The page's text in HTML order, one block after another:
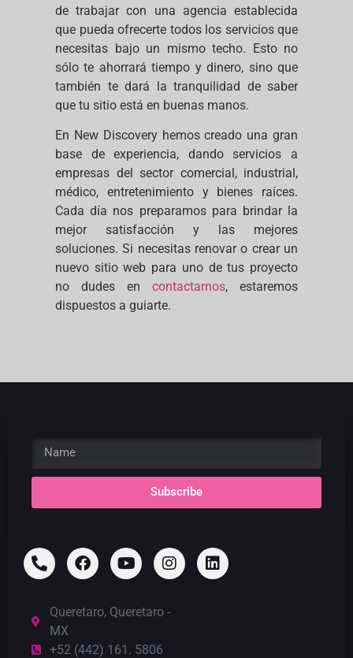
de trabajar con una agencia establecida
que pueda ofrecerte todos los servicios que
necesitas bajo un mismo techo. Esto no
sólo te ahorrará tiempo y dinero, sino que
también te dará la tranquilidad de saber
que tu sitio está en buenas manos.
En New Discovery hemos creado una gran
base de experiencia, dando servicios a
empresas del sector comercial, industrial,
médico, entretenimiento y bienes raíces.
Cada día nos preparamos para brindar la
mejor satisfacción y las mejores
soluciones. Si necesitas renovar o crear un
nuevo sitio web para uno de tus proyecto
no dudes en contactarnos, estaremos
dispuestos a guiarte.
Subscribe
Queretaro, Queretaro -
MX
+52 (442) 161. 5806